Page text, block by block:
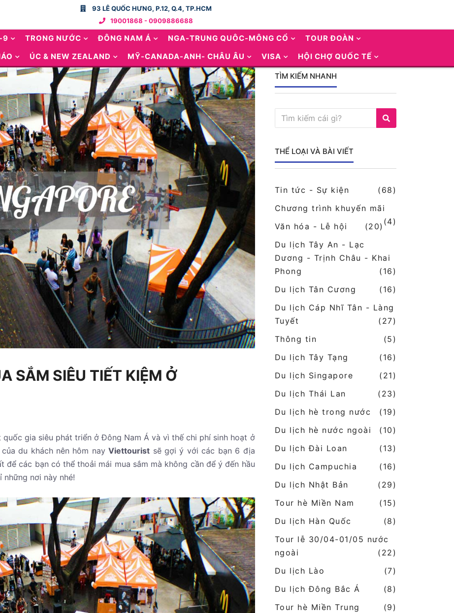
93 LÊ QUỐC HƯNG, P.12, Q.4, TP.HCM
19001868 - 0909886688
9 TRONG NƯỚC ĐÔNG NAM Á NGA-TRUNG QUÔC-MÔNG CỔ
TOUR ĐOÀN
ÚC & NEW ZEALAND MỸ-CANADA-ANH- CHÂU ÂU VISA HỘI CHỢ QUỐC TẾ
SẮM SIÊU TIẾT KIỆM Ở
quốc gia siêu phát triển ở Đông Nam Á và vì thế chi phí sinh hoạt ở
du khách nên hôm nayViettourist sẽ gợi ý với các bạn 6 địa
để các bạn có thể thoải mái mua sắm mà không cần để ý đến hầu
nơi này nhé!
TÌM KIẾM NHANH
THỂ LOẠI VÀ BÀI VIẾT
Tin tức - Sự kiện
(68)
Chương trình khuyến mãi
(4)
Văn hóa - Lễ hội
(20)
Du lịch Tây An - Lạc
Dương - Trịnh Châu - Khai
Phong
(16)
Du lịch Tân Cương
(16)
Du lịch Cáp Nhĩ Tân - Làng
Tuyết
(27)
Thông tin
(5)
Du lịch Tây Tạng
(16)
Du lịch Singapore
(21)
Du lịch Thái Lan
(23)
Du lịch hè trong nước
(19)
Du lịch hè nước ngoài
(10)
Du lịch Đài Loan
(13)
Du lịch Campuchia
(16)
Du lịch Nhật Bản
(29)
Tour hè Miền Nam
(15)
Du lịch Hàn Quốc
(8)
Tour lễ 30/04-01/05 nước
ngoài
(22)
Du lịch Lào
(7)
Du lịch Đông Bắc Á
(8)
Tour hè Miền Trung
(9)